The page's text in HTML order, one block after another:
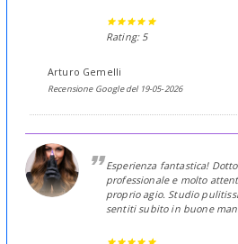
Rating: 5
Arturo Gemelli
Recensione Google del 19-05-2026
Esperienza fantastica!
professionale e molto
proprio agio. Studio
sentiti subito in buone